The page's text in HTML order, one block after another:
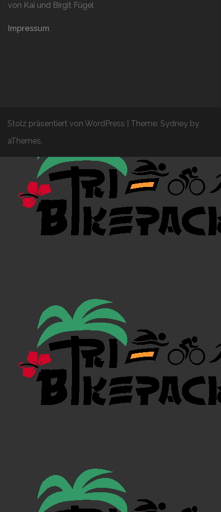
von Kai und Birgit Fügel
Impressum
Stolz präsentiert von WordPress Theme: Sydney by
aThemes.